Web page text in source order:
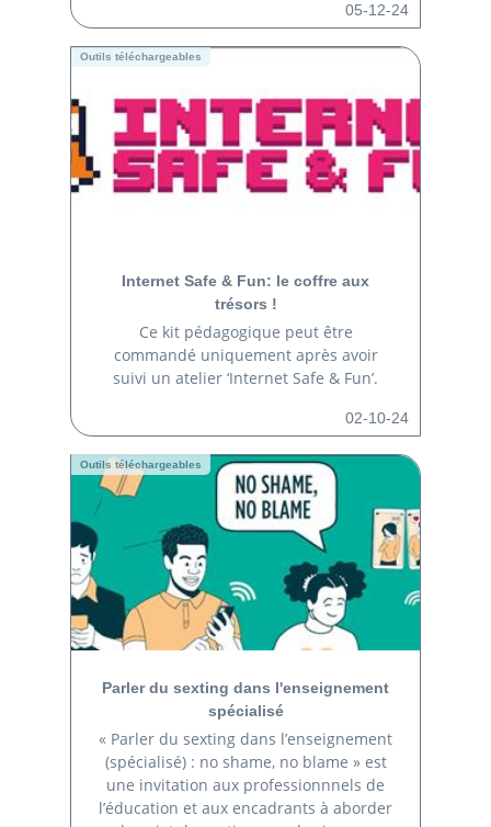
05-12-24
Outils téléchargeables
Internet Safe & Fun: le coffre aux
trésors !
Ce kit pédagogique peut être
commandé uniquement après avoir
suivi un atelier ‘Internet Safe & Fun’.
02-10-24
Outils téléchargeables
Parler du sexting dans l'enseignement
spécialisé
« Parler du sexting dans l’enseignement
(spécialisé) : no shame, no blame » est
une invitation aux professionnnels de
l’éducation et aux encadrants à aborder